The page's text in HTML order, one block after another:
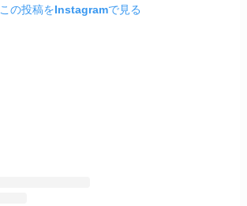
この投稿をInstagramで見る